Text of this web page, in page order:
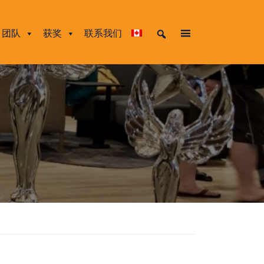
团队 获奖 联系我们